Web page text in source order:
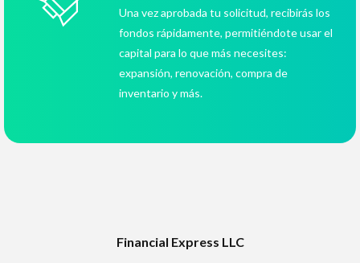
Una vez aprobada tu solicitud, recibirás los
fondos rápidamente, permitiéndote usar el
capital para lo que más necesites:
expansión, renovación, compra de
inventario y más.
Financial Express LLC